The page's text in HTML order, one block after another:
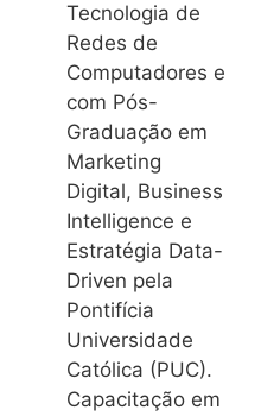
Tecnologia de
Redes de
Computadores e
com Pós-
Graduação em
Marketing
Digital, Business
Intelligence e
Estratégia Data-
Driven pela
Pontifícia
Universidade
Católica (PUC).
Capacitação em